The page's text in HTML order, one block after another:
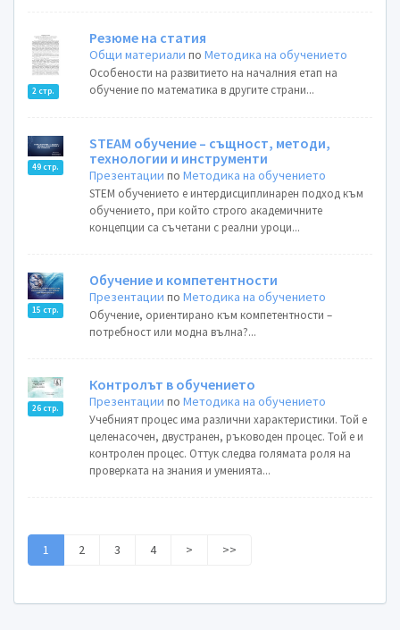
2 стр.
Резюме на статия
Общи материали поМетодика на обучението
Особености на развитието на началния етап на
обучение по математика в другите страни...
49 стр.
STEAM обучение – същност, методи,
технологии и инструменти
Презентации поМетодика на обучението
STEM обучението е интердисциплинарен подход към
обучението, при който строго академичните
концепции са съчетани с реални уроци...
15 стр.
Обучение и компетентности
Презентации поМетодика на обучението
Обучение, ориентирано към компетентности –
потребност или модна вълна?...
26 стр.
Контролът в обучението
Презентации поМетодика на обучението
Учебният процес има различни характеристики. Той е
целенасочен, двустранен, ръководен процес. Той е и
контролен процес. Оттук следва голямата роля на
проверката на знания и уменията...
1 2 3 4 > >>